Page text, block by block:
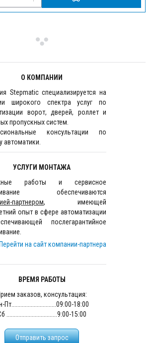
О КОМПАНИИ
Stepmatic специализируется на
широкого спектра услуг по
ворот, дверей, роллет и
пропускных систем.
консультации по
автоматики.
УСЛУГИ МОНТАЖА
работы и сервисное
обеспечиваются
партнером, имеющей
опыт в сфере автоматизации
послегарантийное
Перейти на сайт компании-партнера
ВРЕМЯ РАБОТЫ
заказов, консультация:
Пт..............................09:00-18:00
..................................9:00-15:00
Отправить запрос